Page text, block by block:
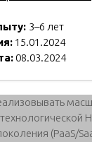
3–6 лет
15.01.2024
08.03.2024
(PaaS/